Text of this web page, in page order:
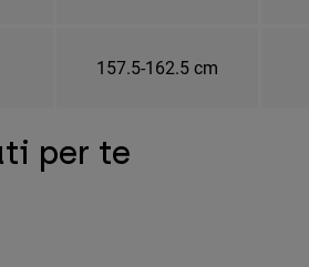
157.5-162.5 cm
per te